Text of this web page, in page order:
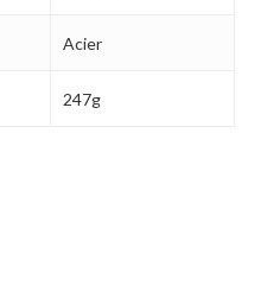
Acier
247g